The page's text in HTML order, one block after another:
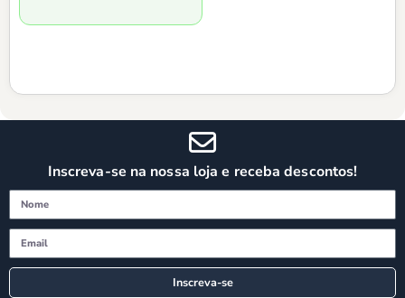
Inscreva-se na nossa loja e receba descontos!
Inscreva-se